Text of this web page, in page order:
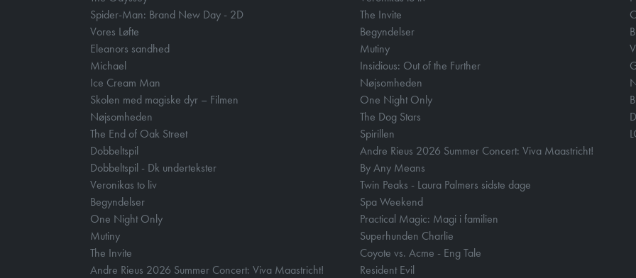
Spider-Man: Brand New Day - 2D
Vores Løfte
Eleanors sandhed
Michael
Ice Cream Man
Skolen med magiske dyr – Filmen
Nøjsomheden
The End of Oak Street
Dobbeltspil
Dobbeltspil - Dk undertekster
Veronikas to liv
Begyndelser
One Night Only
Mutiny
The Invite
Andre Rieus 2026 Summer Concert: Viva Maastricht!
The Invite
Begyndelser
Mutiny
Insidious: Out of the Further
Nøjsomheden
One Night Only
The Dog Stars
Spirillen
Andre Rieus 2026 Summer Concert: Viva Maastricht!
By Any Means
Twin Peaks - Laura Palmers sidste dage
Spa Weekend
Practical Magic: Magi i familien
Superhunden Charlie
Coyote vs. Acme - Eng Tale
Resident Evil